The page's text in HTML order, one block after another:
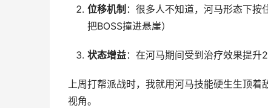
位移机制 ：很多人不知道，河马形态下
把BOSS撞进悬崖）
状态增益：在河马期间受到治疗效果提升
上周打帮派战时，我就用河马技能硬生生顶
视角。